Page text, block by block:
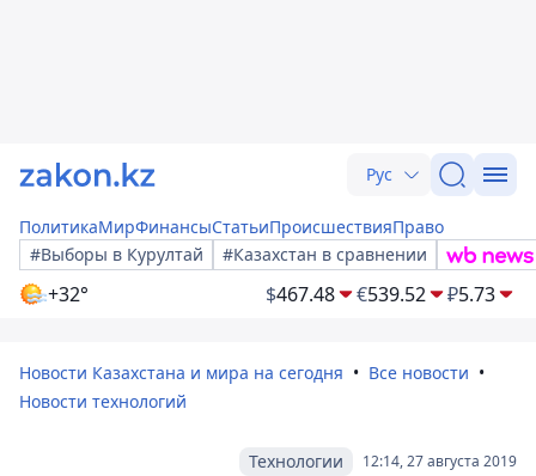
Рус
ПолитикаМирФинансыСтатьиПроисшествияПраво
#Выборы в Курултай
#Казахстан в сравнении
+32° $467.48 €539.52 ₽5.73
Новости Казахстана и мира на сегодня
Все новости
Новости технологий
12:14, 27 августа 2019
Технологии